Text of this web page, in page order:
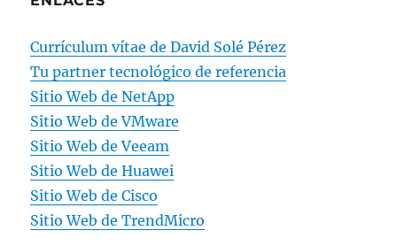
Currículum vítae de David Solé Pérez
Tu partner tecnológico de referencia
Sitio Web de NetApp
Sitio Web de VMware
Sitio Web de Veeam
Sitio Web de Huawei
Sitio Web de Cisco
Sitio Web de TrendMicro